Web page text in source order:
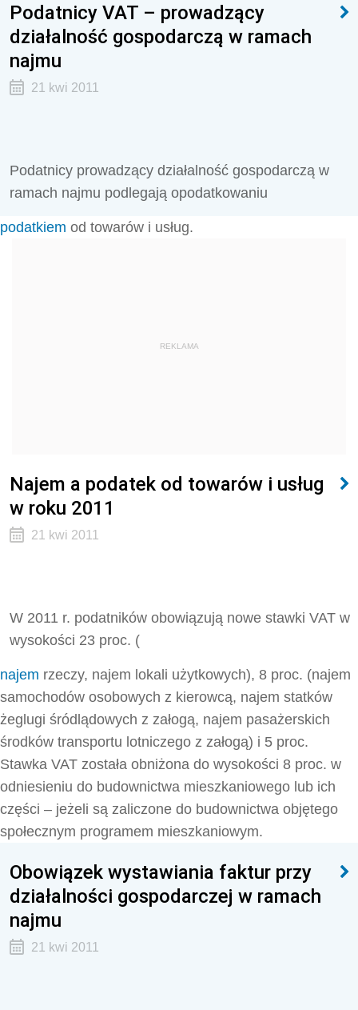
Podatnicy VAT – prowadzący
działalność gospodarczą w ramach
najmu
21 kwi 2011
Podatnicy prowadzący działalność gospodarczą w
ramach najmu podlegają opodatkowaniu
podatkiem od towarów i usług.
REKLAMA
Najem a podatek od towarów i usług
w roku 2011
21 kwi 2011
W 2011 r. podatników obowiązują nowe stawki VAT w
wysokości 23 proc. (
najem rzeczy, najem lokali użytkowych), 8 proc. (najem
samochodów osobowych z kierowcą, najem statków
żeglugi śródlądowych z załogą, najem pasażerskich
środków transportu lotniczego z załogą) i 5 proc.
Stawka VAT została obniżona do wysokości 8 proc. w
odniesieniu do budownictwa mieszkaniowego lub ich
części – jeżeli są zaliczone do budownictwa objętego
społecznym programem mieszkaniowym.
Obowiązek wystawiania faktur przy
działalności gospodarczej w ramach
najmu
21 kwi 2011